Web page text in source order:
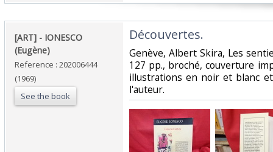
‎[ART] - IONESCO
(Eugène)‎
Reference : 202006444
(1969)
See the book
‎Découvertes. ‎
‎Genève, Albert Skira, Les
127 pp., broché, couverture
illustrations en noir et blanc
l'auteur.‎